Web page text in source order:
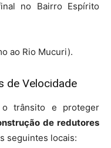
no Bairro Espírito
ao Rio Mucuri).
de Velocidade
trânsito e proteger
de redutores
seguintes locais: